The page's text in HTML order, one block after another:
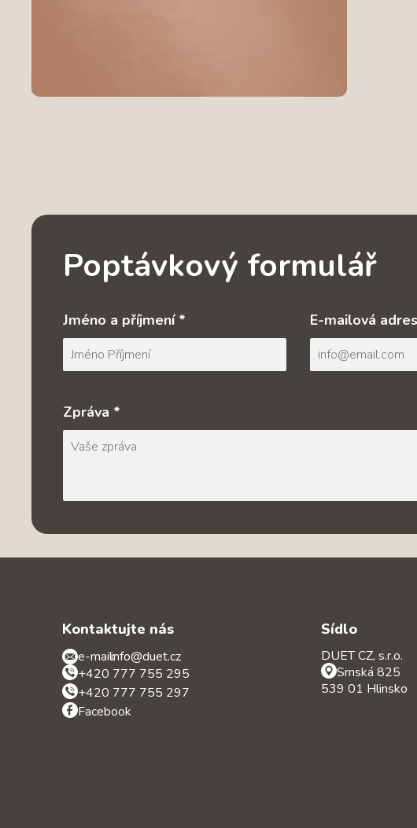
Poptávkový formulář
Jméno a příjmení * E-mailová
Zpráva *
Kontaktujte nás
e-mail:info@duet.cz
+420 777 755 295
+420 777 755 297
Facebook
Sídlo
DUET CZ, s.r.o.
Srnská 825
539 01 Hlinsko